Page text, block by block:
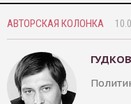
АВТОРСКАЯ КОЛОНКА